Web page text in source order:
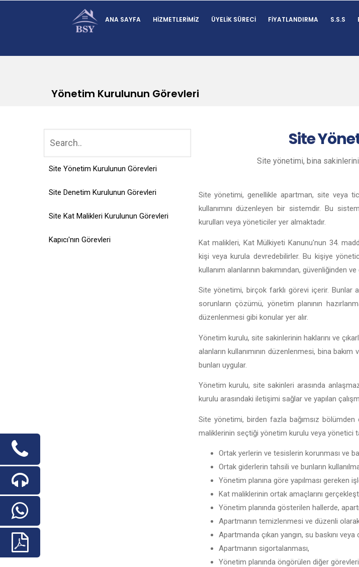
ANA SAYFA HIZMETLERIMIZ ÜYELIK SÜRECI FIYATLANDIRMA S.S.S
Yönetim Kurulunun Görevleri
Site Yönetim Kurulunun Görevleri
Site Denetim Kurulunun Görevleri
Site Kat Malikleri Kurulunun Görevleri
Kapıcı'nın Görevleri
Site
Site yönetimi, bina
Site yönetimi, genellikle apartman, site veya
kullanımını düzenleyen bir sistemdir. Bu
kurulları veya yöneticiler yer almaktadır.
Kat malikleri, Kat Mülkiyeti Kanunu'nun 34.
kişi veya kurula devredebilirler. Bu kişiye
kullanım alanlarının bakımından, güvenliğinden
Site yönetimi, birçok farklı görevi içerir. Bunlar
sorunların çözümü, yönetim planının
düzenlenmesi gibi konular yer alır.
Yönetim kurulu, site sakinlerinin haklarını ve
alanların kullanımının düzenlenmesi, bina
bunları uygular.
Yönetim kurulu, site sakinleri arasında
kurulu arasındaki iletişimi sağlar ve yapılan
Site yönetimi, birden fazla bağımsız bölümden
maliklerinin seçtiği yönetim kurulu veya yönetici
Ortak yerlerin ve tesislerin korunması ve
Ortak giderlerin tahsili ve bunların
Yönetim planına göre yapılması gereken
Kat maliklerinin ortak amaçlarını
Yönetim planında gösterilen hallerde,
Apartmanın temizlenmesi ve düzenli
Apartmanda çıkan yangın, su baskını
Apartmanın sigortalanması,
Yönetim planında öngörülen diğer